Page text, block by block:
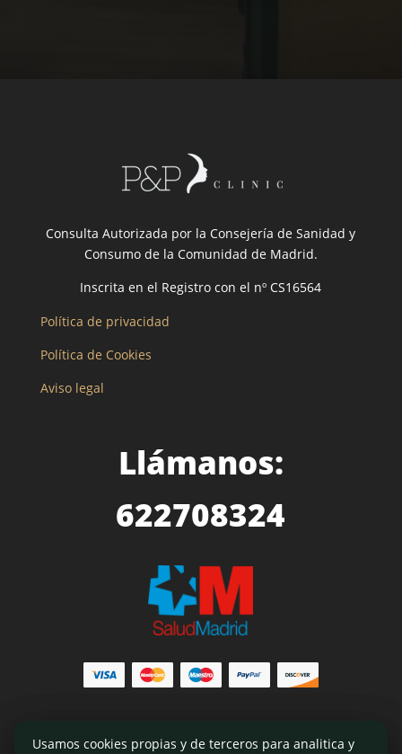
Consulta Autorizada por la Consejería de Sanidad y
Consumo de la Comunidad de Madrid.
Inscrita en el Registro con el nº CS16564
Política de privacidad
Política de Cookies
Aviso legal
Llámanos:
622708324
Usamos cookies propias y de terceros para analitica y
Usamos cookies propias y de terceros para analitica y